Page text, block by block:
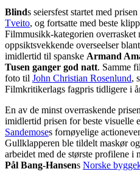
Blinds seiersfest startet med
Tveito, og fortsatte med beste
Filmmusikk-kategorien overrasket
oppsiktsvekkende overseelser
imidlertid til spanske Armand
Tusen ganger god natt. Samme
foto til John Christian Rosenlund,
Filmkritikerlags fagpris tidligere i
En av de minst overraskende
imidlertid prisen for beste visuelle
Sandemoses fornøyelige
Gullklapperen ble tildelt maskør
arbeidet med de største profilene
Pål Bang-Hansens Norske